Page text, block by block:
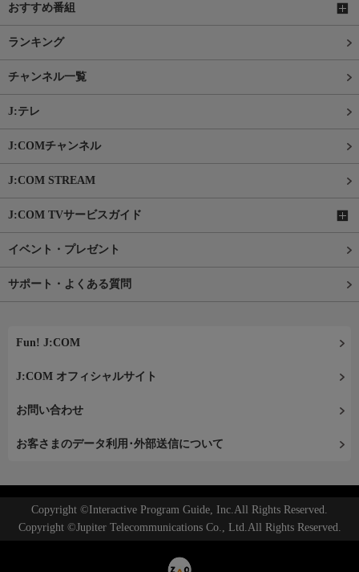
おすすめ番組
ランキング
チャンネル一覧
J:テレ
J:COMチャンネル
J:COM STREAM
J:COM TVサービスガイド
イベント・プレゼント
サポート・よくある質問
Fun! J:COM
J:COM オフィシャルサイト
お問い合わせ
お客さまのデータ利用･外部送信について
Copyright ©Interactive Program Guide, Inc.All Rights Reserved.
Copyright ©Jupiter Telecommunications Co., Ltd.All Rights Reserved.